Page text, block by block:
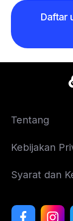
Daftar
Tentang
Kebijakan
Syarat dan